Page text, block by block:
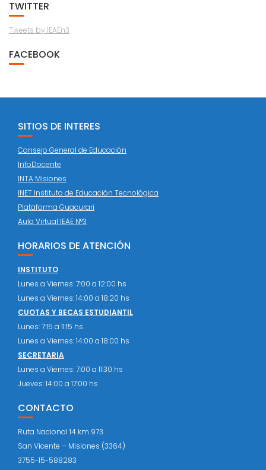
TWITTER
Tweets by IEAEn3
FACEBOOK
SITIOS DE INTERES
Consejo General de Educación
InfoDocente
INTA Misiones
INET Instituto de Educación Tecnológica
Plataforma Guacurari
Aula Virtual IEAE N°3
HORARIOS DE ATENCIÓN
INSTITUTO
Lunes a Viernes: 7:00 a 12:00 hs
Lunes a Viernes: 14:00 a 18:20 hs
CUOTAS Y BECAS ESTUDIANTIL
Lunes: 7:15 a 11:15 hs
Lunes a Viernes: 14:00 a 18:00 hs
SECRETARIA
Lunes a Viernes: 7:00 a 11:30 hs
Jueves: 14:00 a 17:00 hs
CONTACTO
Ruta Nacional 14 km 973
San Vicente – Misiones (3364)
3755-15-588283